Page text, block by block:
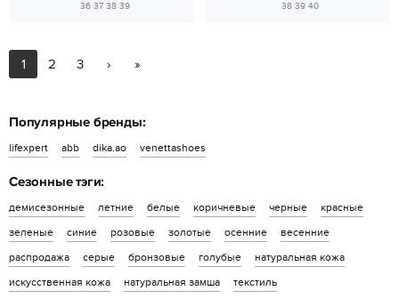
36 37 38 39 38 39 40
1 2 3 › »
Популярные бренды:
lifexpert abb dika.ao venettashoes
Сезонные тэги:
демисезонные летние белые коричневые черные
красные
зеленые
синие розовые золотые осенние
весенние
распродажа
серые бронзовые голубые
натуральная кожа
искусственная кожа
натуральная замша текстиль